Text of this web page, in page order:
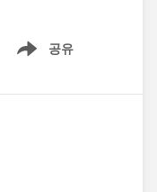
は理解できないレ
346/をやってみ
と考え飛ばしてい
공유
Show menu